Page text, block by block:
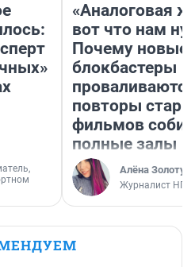
«Аналоговая
вот что нам
Почему новые
блокбастеры
повторы
фильмов
полные залы
Алёна
Журналист НГС